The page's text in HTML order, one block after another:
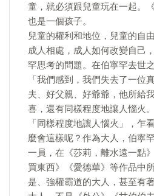
童，就必須跟兒童玩在一起。
也是一個孩子。
兒童的權利和地位，兒童的自
成人相處，成人如何改變自己
罕思考的問題。在伯寧罕去世
「我們感到，我們失去了一位
夫、好父親、好爺爺，他所給
喜，還有同樣程度地讓人惱火。
「同樣程度地讓人惱火」，乍
麼會這樣呢？作為大人，伯寧
一員，在《莎莉，離水遠一點
買東西》《愛德華》等作品中
是、強權霸道的大人，甚至有